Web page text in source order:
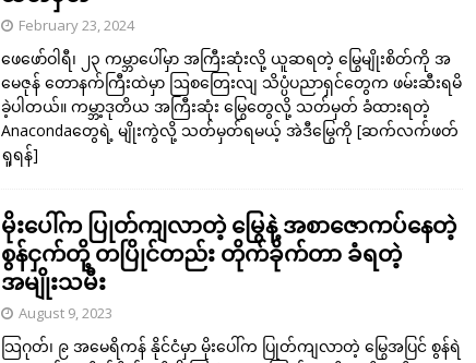
February 23, 2024
ဖေဖော်ဝါရီ၊ ၂၃ ကမ္ဘာပေါ်မှာ အကြီးဆုံးလို့ ယူဆရတဲ့ မြွေမျိုးစိတ်ကို အ
မေဇုန် တောနက်ကြီးထဲမှာ ဩစတြေးလျ သိပ္ပံပညာရှင်တွေက ဖမ်းဆီးရမိ
ခဲ့ပါတယ်။ ကမ္ဘာ့ဒုတိယ အကြီးဆုံး မြွေတွေလို့ သတ်မှတ် ခံထားရတဲ့
Anacondaတွေရဲ့ မျိုးကွဲလို့ သတ်မှတ်ရမယ့် အဲဒီမြွေကို [ဆက်လက်ဖတ်
ရှုရန်]
မိုးပေါ်က ပြုတ်ကျလာတဲ့ မြွေနဲ့ အစာဇောကပ်နေတဲ့
စွန်ငှက်တို့ တပြိုင်တည်း တိုက်ခိုက်တာ ခံရတဲ့
အမျိုးသမီး
August 9, 2023
သြဂုတ်၊ ၉ အမေရိကန် နိုင်ငံမှာ မိုးပေါ်က ပြုတ်ကျလာတဲ့ မြွေအပြင် စွန်ရဲ